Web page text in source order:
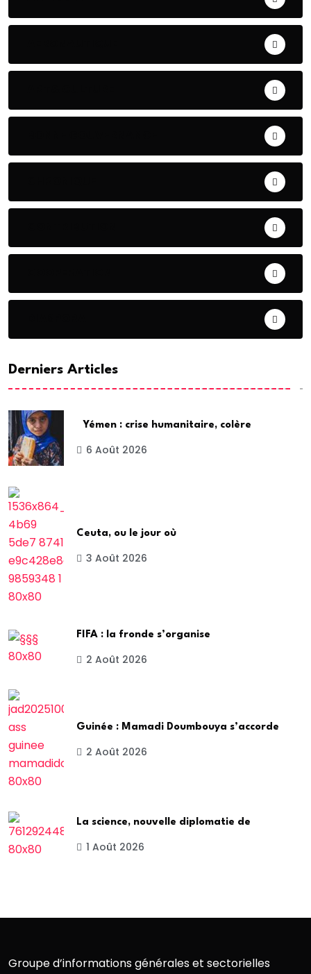
Derniers Articles
Yémen : crise humanitaire, colère
6 Août 2026
Ceuta, ou le jour où
3 Août 2026
FIFA : la fronde s’organise
2 Août 2026
Guinée : Mamadi Doumbouya s’accorde
2 Août 2026
La science, nouvelle diplomatie de
1 Août 2026
Groupe d’informations générales et sectorielles